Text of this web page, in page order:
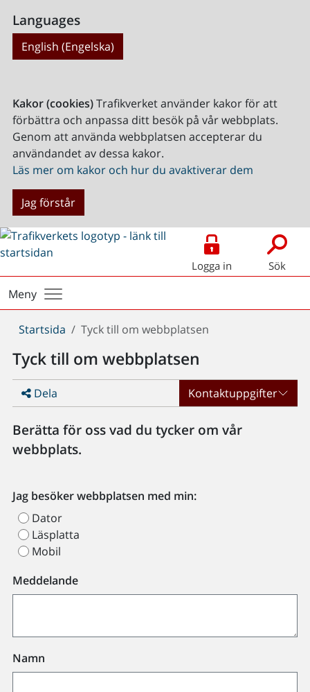
Languages
English (Engelska)
Kakor (cookies)Trafikverket använder kakor för att
förbättra och anpassa ditt besök på vår webbplats.
Genom att använda webbplatsen accepterar du
användandet av dessa kakor.
Läs mer om kakor och hur du avaktiverar dem
Jag förstår
Logga in Sök
Meny
Du
här:
Startsida Tyck till om webbplatsen
Tyck till om webbplatsen
Dela Kontaktuppgifter
Berätta för oss vad du tycker om vår
webbplats.
Jag besöker webbplatsen med min:
Dator
Läsplatta
Mobil
Meddelande
Namn